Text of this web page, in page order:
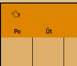
Po Út